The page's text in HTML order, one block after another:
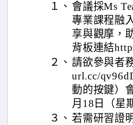
１、 會議採Ms
專業課程融
享與觀摩，
背板連結
２、 請欲參與者
url.cc/
動的按鍵）
月18日（星
３、 若需研習證